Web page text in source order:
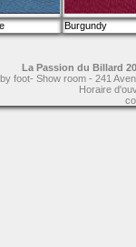
Burgundy
La Passion du Billard
foot- Show room - 241
Horaire